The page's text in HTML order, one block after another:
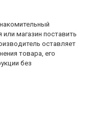
магазин поставить
оставляет
товара, его
без